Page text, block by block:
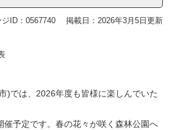
ジID：0567740 掲載日：2026年3月5日更新
)では、2026年度も皆様に楽しんでいた
催予定です。春の花々が咲く森林公園へ